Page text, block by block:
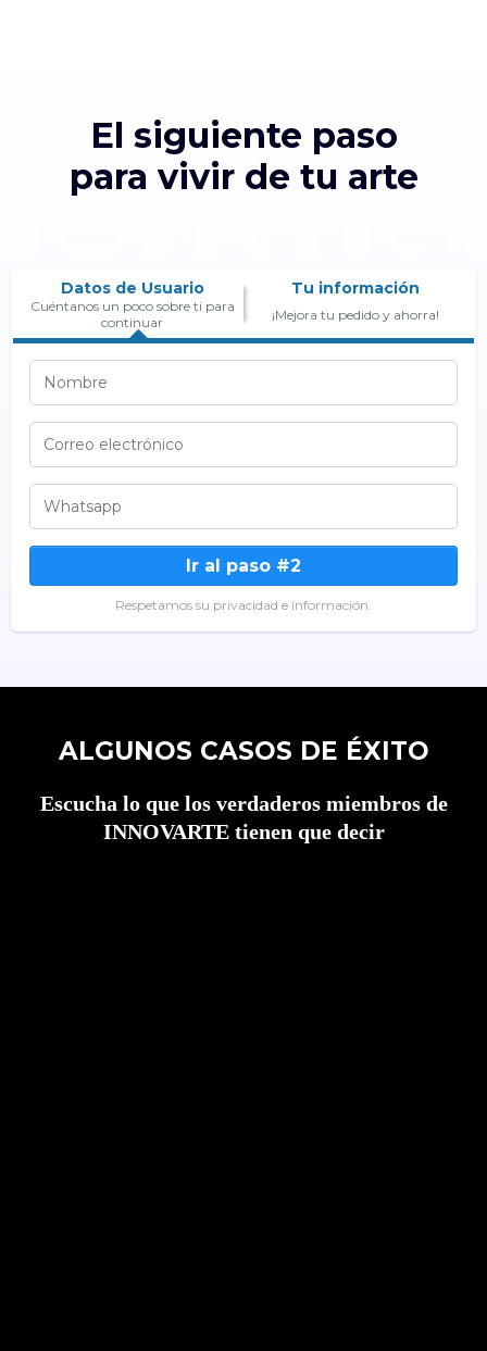
El siguiente paso
para vivir de tu arte
Datos de Usuario
Cuéntanos un poco sobre ti para
continuar
Tu información
¡Mejora tu pedido y ahorra!
Ir al paso #2
Respetamos su privacidad e información.
ALGUNOS CASOS DE ÉXITO
Escucha lo que los verdaderos miembros de
INNOVARTE tienen que decir